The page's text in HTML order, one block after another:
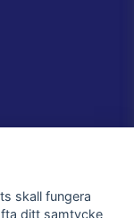
skall fungera
ditt samtycke